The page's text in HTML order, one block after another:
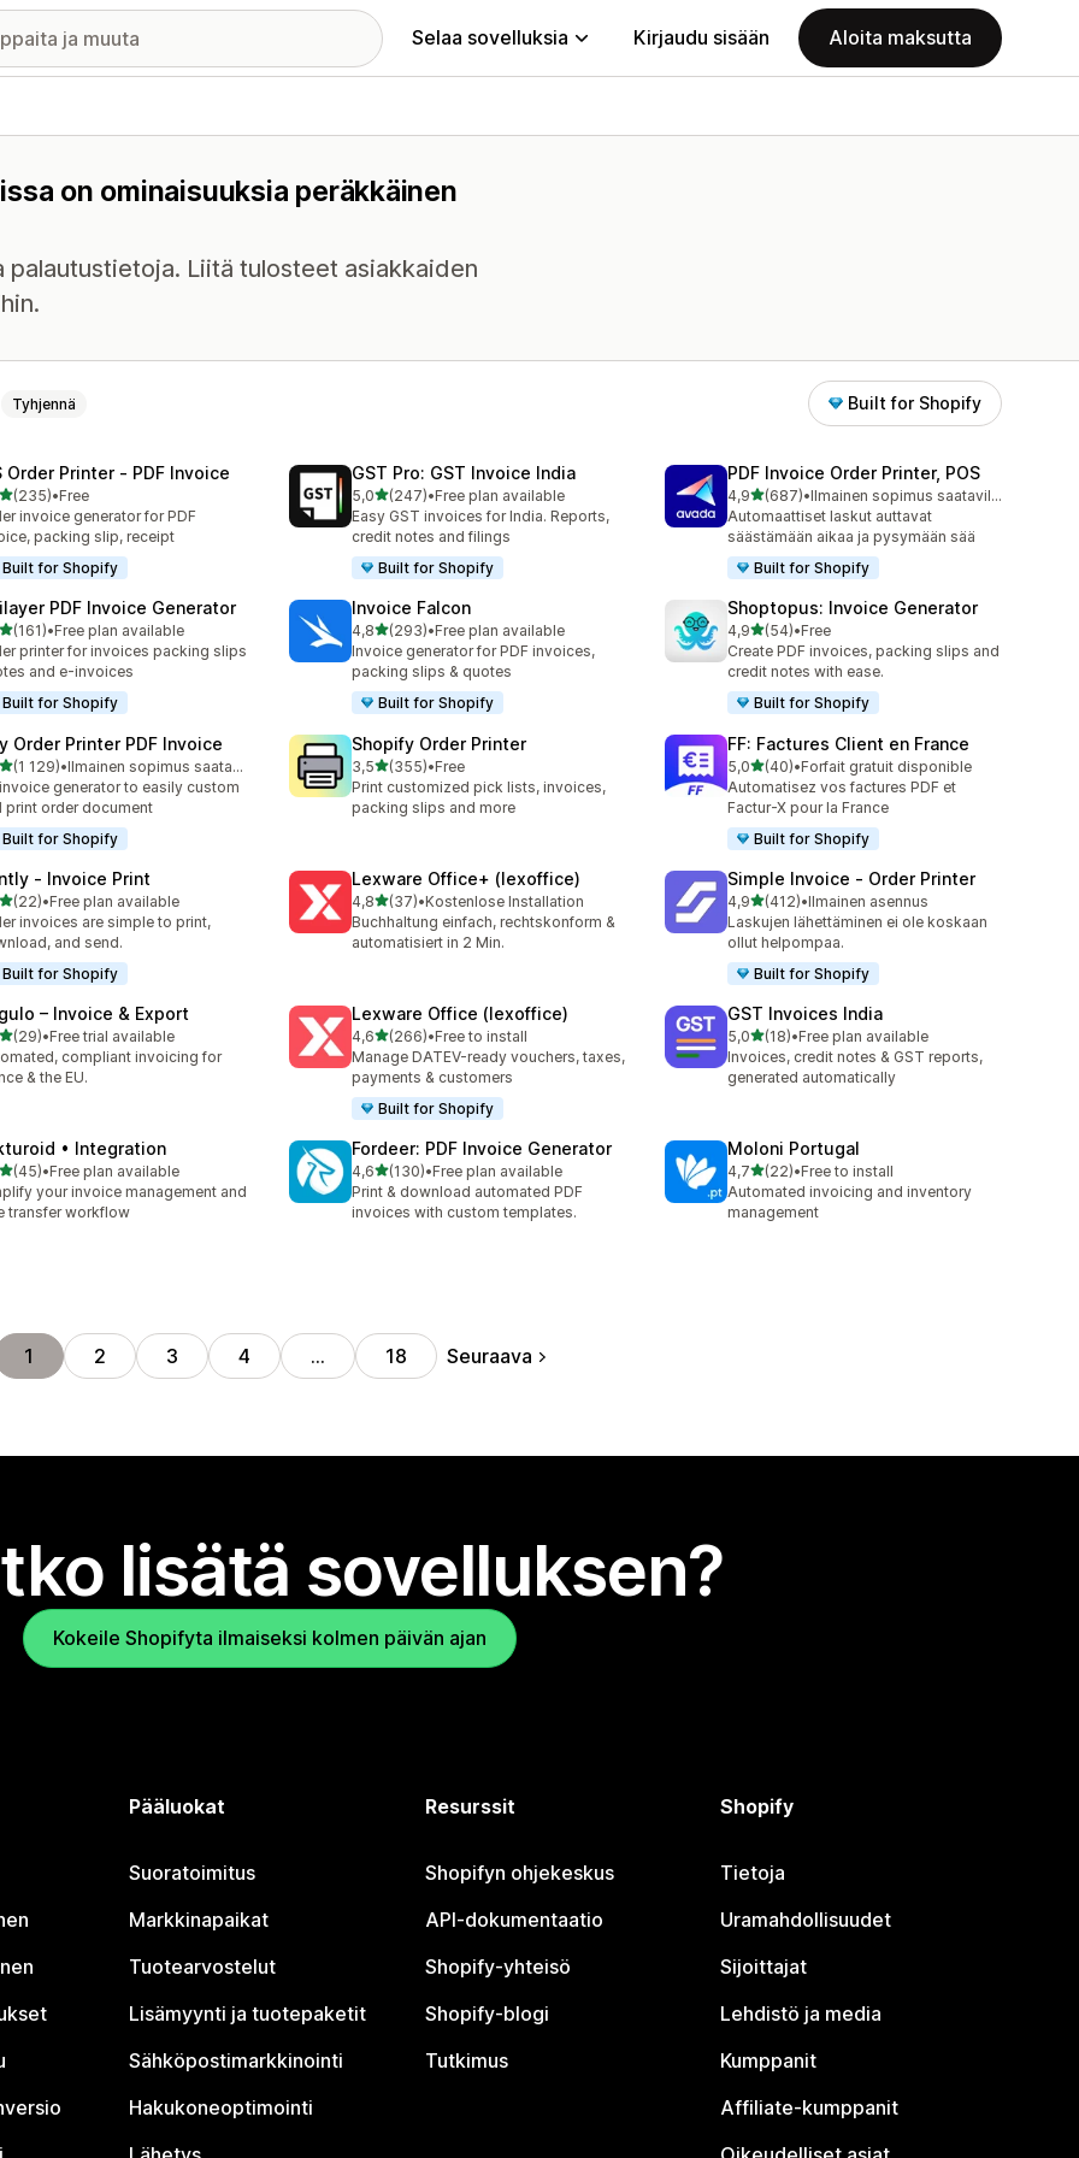
Selaa sovelluksia Kirjaudu sisään Aloita maksutta
on ominaisuuksia peräkkäinen
Liitä tulosteet asiakkaiden
Tyhjennä Built for Shopify
Order Printer ‑ PDF Invoice
/ 5 tähteä
(235)
arvostelua yhteensä
•Free
invoice generator for PDF
packing slip, receipt
Built for Shopify
GST Pro: GST Invoice India
5,0/ 5 tähteä
(247)
247 arvostelua yhteensä
•Free plan available
Easy GST invoices for India. Reports,
credit notes and filings
Built for Shopify
PDF Invoice Order Printer, POS
4,9/ 5 tähteä
(687)
687 arvostelua yhteensä
•
Ilmainen sopimus saatavilla
Automaattiset laskut auttavat
säästämään aikaa ja pysymään sää
Built for Shopify
PDF Invoice Generator
/ 5 tähteä
(161)
arvostelua yhteensä
•Free plan available
printer for invoices packing slips
and e-invoices
Built for Shopify
Invoice Falcon
4,8/ 5 tähteä
(293)
293 arvostelua yhteensä
•Free plan available
Invoice generator for PDF invoices,
packing slips & quotes
Built for Shopify
Shoptopus: Invoice Generator
4,9/ 5 tähteä
(54)
54 arvostelua yhteensä
•Free
Create PDF invoices, packing slips and
credit notes with ease.
Built for Shopify
Order Printer PDF Invoice
/ 5 tähteä
(1 129)
arvostelua yhteensä
•
Ilmainen sopimus saatavilla
generator to easily custom
print order document
Built for Shopify
Shopify Order Printer
3,5/ 5 tähteä
(355)
355 arvostelua yhteensä
•Free
Print customized pick lists, invoices,
packing slips and more
FF: Factures Client en France
5,0/ 5 tähteä
(40)
40 arvostelua yhteensä
•Forfait gratuit disponible
Automatisez vos factures PDF et
Factur-X pour la France
Built for Shopify
‑ Invoice Print
/ 5 tähteä
(22) yhteensä
•Free plan available
invoices are simple to print,
and send.
Built for Shopify
Lexware Office+ (lexoffice)
4,8/ 5 tähteä
(37)
37 arvostelua yhteensä
•Kostenlose Installation
Buchhaltung einfach, rechtskonform &
automatisiert in 2 Min.
Simple Invoice ‑ Order Printer
4,9/ 5 tähteä
(412)
412 arvostelua yhteensä
•Ilmainen asennus
Laskujen lähettäminen ei ole koskaan
ollut helpompaa.
Built for Shopify
– Invoice & Export
/ 5 tähteä
(29) yhteensä
•Free trial available
compliant invoicing for
& the EU.
Lexware Office (lexoffice)
4,6/ 5 tähteä
(266)
266 arvostelua yhteensä
•Free to install
Manage DATEV-ready vouchers, taxes,
payments & customers
Built for Shopify
GST Invoices India
5,0/ 5 tähteä
(18)
18 arvostelua yhteensä
•Free plan available
Invoices, credit notes & GST reports,
generated automatically
• Integration
/ 5 tähteä
(45) yhteensä
•Free plan available
your invoice management and
transfer workflow
Fordeer: PDF Invoice Generator
4,6/ 5 tähteä
(130)
130 arvostelua yhteensä
•Free plan available
Print & download automated PDF
invoices with custom templates.
Moloni Portugal
4,7/ 5 tähteä
(22)
22 arvostelua yhteensä
•Free to install
Automated invoicing and inventory
management
1 2 3 4 … 18 Seuraava
lisätä sovelluksen?
Kokeile Shopifyta ilmaiseksi kolmen päivän ajan
Pääluokat
Suoratoimitus
Markkinapaikat
Tuotearvostelut
Lisämyynti ja tuotepaketit
Sähköpostimarkkinointi
Hakukoneoptimointi
Resurssit
Shopifyn ohjekeskus
API-dokumentaatio
Shopify-yhteisö
Shopify-blogi
Tutkimus
Shopify
Tietoja
Uramahdollisuudet
Sijoittajat
Lehdistö ja media
Kumppanit
Affiliate-kumppanit